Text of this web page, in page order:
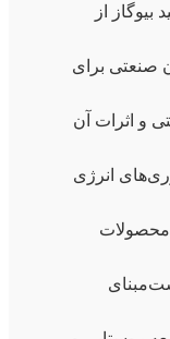
از
صنعتی برای
و اثرات آن
انرژی